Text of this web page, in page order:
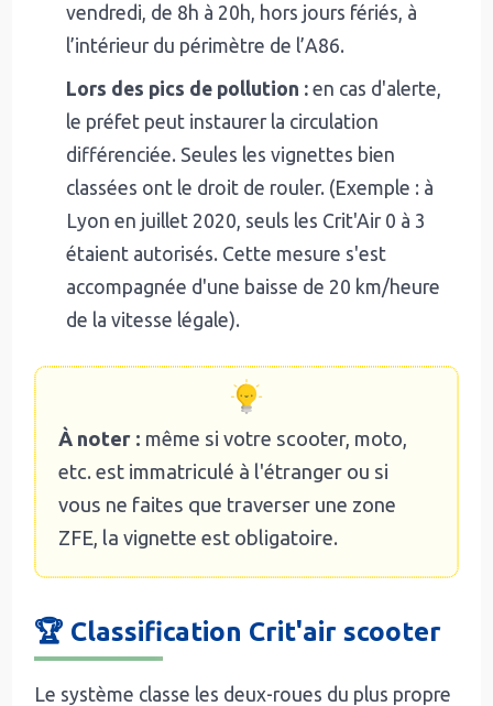
vendredi, de 8h à 20h, hors jours fériés, à
l’intérieur du périmètre de l’A86.
Lors des pics de pollution : en cas d'alerte,
le préfet peut instaurer la circulation
différenciée. Seules les vignettes bien
classées ont le droit de rouler. (Exemple : à
Lyon en juillet 2020, seuls les Crit'Air 0 à 3
étaient autorisés. Cette mesure s'est
accompagnée d'une baisse de 20 km/heure
de la vitesse légale).
À noter : même si votre scooter, moto,
etc. est immatriculé à l'étranger ou si
vous ne faites que traverser une zone
ZFE, la vignette est obligatoire.
🏆 Classification Crit'air scooter
Le système classe les deux-roues du plus propre